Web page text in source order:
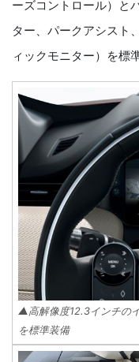
ーズコントロール）と
ター、パークアシスト
ィックモニター）を標
▲高解像度12.3インチの
を標準装備